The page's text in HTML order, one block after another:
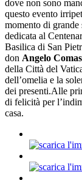
dove non sono
questo evento
momento di grande
dedicata al
Basilica di San
don Angelo
della Città del
dell’omelia e la
dei presenti.Alle
di felicità per
casa.